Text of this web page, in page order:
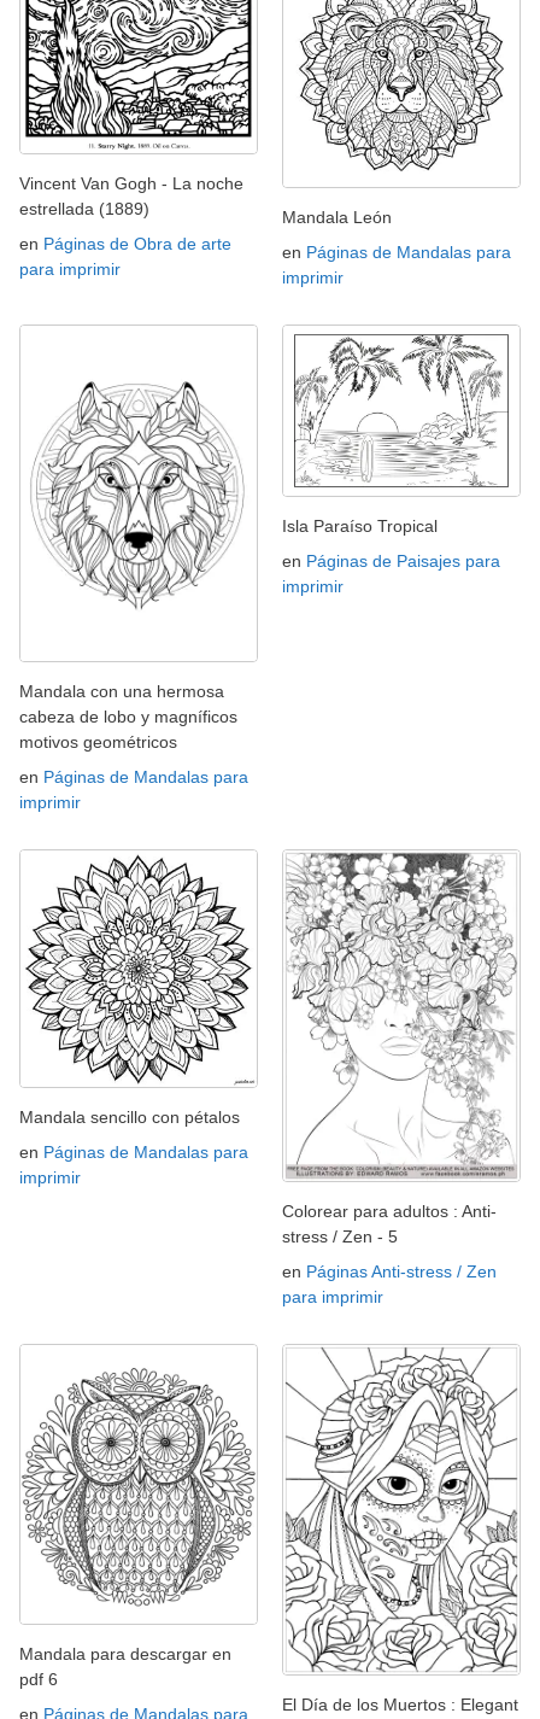
Vincent Van Gogh - La noche
estrellada (1889)
en Páginas de Obra de arte
para imprimir
Mandala León
en Páginas de Mandalas para
imprimir
Mandala con una hermosa
cabeza de lobo y magníficos
motivos geométricos
en Páginas de Mandalas para
imprimir
Isla Paraíso Tropical
en Páginas de Paisajes para
imprimir
Mandala sencillo con pétalos
en Páginas de Mandalas para
imprimir
Colorear para adultos : Anti-
stress / Zen - 5
en Páginas Anti-stress / Zen
para imprimir
Mandala para descargar en
pdf 6
en Páginas de Mandalas para
El Día de los Muertos : Elegant